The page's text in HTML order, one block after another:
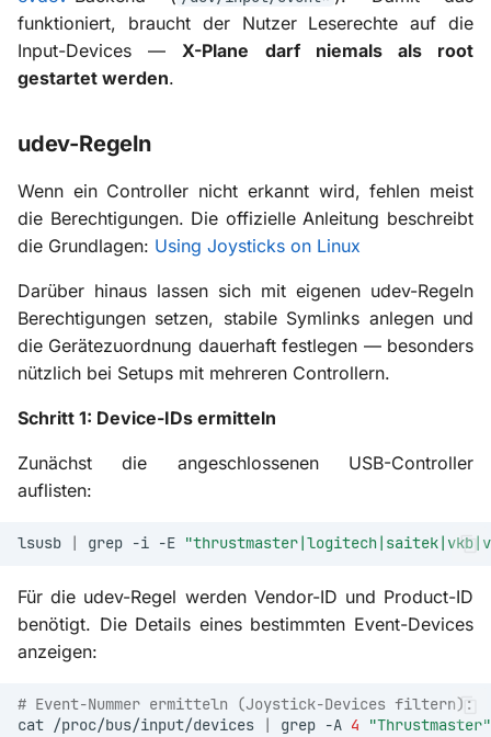
funktioniert, braucht der Nutzer Leserechte auf die
Input-Devices — X-Plane darf niemals als root
gestartet werden.
udev-Regeln
Wenn ein Controller nicht erkannt wird, fehlen meist
die Berechtigungen. Die offizielle Anleitung beschreibt
die Grundlagen: Using Joysticks on Linux
Darüber hinaus lassen sich mit eigenen udev-Regeln
Berechtigungen setzen, stabile Symlinks anlegen und
die Gerätezuordnung dauerhaft festlegen — besonders
nützlich bei Setups mit mehreren Controllern.
Schritt 1: Device-IDs ermitteln
Zunächst die angeschlossenen USB-Controller
auflisten:
lsusb grep -i -E
Für die udev-Regel werden Vendor-ID und Product-ID
benötigt. Die Details eines bestimmten Event-Devices
anzeigen:
# Event-Nummer ermitteln (Joystick-Devices filtern):
cat /proc/bus/input/devices grep -A 4 "Thrustmaster"